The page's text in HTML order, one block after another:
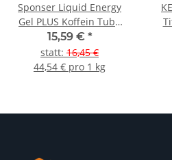
Sponser Liquid Energy
Gel PLUS Koffein Tube
5er Pack
15,59 € *
statt: 16,45 €
44,54 € pro 1 kg